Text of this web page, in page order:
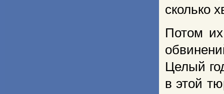
сколько
Потом
Целый
в этой